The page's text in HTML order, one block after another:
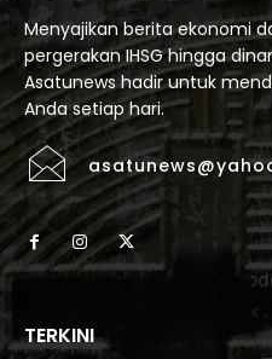
Menyajikan berita ekonomi
pergerakan IHSG hingga
Asatunews hadir untuk
Anda setiap hari.
TERKINI